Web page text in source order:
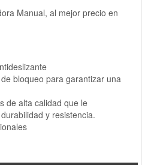
Manual, al mejor precio en
bloqueo para garantizar una
de alta calidad que le
y resistencia.